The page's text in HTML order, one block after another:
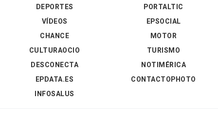
DEPORTES
VÍDEOS
PORTALTIC
EPSOCIAL
CHANCE
CULTURAOCIO
DESCONECTA
EPDATA.ES
INFOSALUS
MOTOR
TURISMO
NOTIMÉRICA
CONTACTOPHOTO